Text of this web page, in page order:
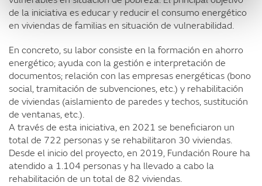
de la iniciativa es educar y reducir el consumo energético
en viviendas de familias en situación de vulnerabilidad.
En concreto, su labor consiste en la formación en ahorro
energético; ayuda con la gestión e interpretación de
documentos; relación con las empresas energéticas (bono
social, tramitación de subvenciones, etc.) y rehabilitación
de viviendas (aislamiento de paredes y techos, sustitución
de ventanas, etc.).
A través de esta iniciativa, en 2021 se beneficiaron un
total de 722 personas y se rehabilitaron 30 viviendas.
Desde el inicio del proyecto, en 2019, Fundación Roure ha
atendido a 1.104 personas y ha llevado a cabo la
rehabilitación de un total de 82 viviendas.